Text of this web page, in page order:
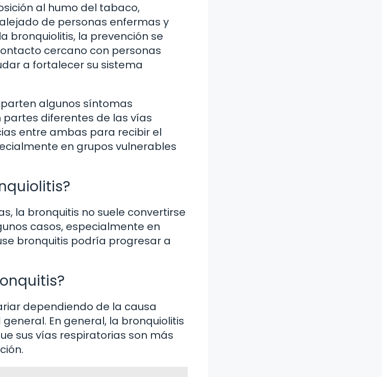
al humo del tabaco,
de personas enfermas y
bronquiolitis, la prevención se
cercano con personas
a fortalecer su sistema
algunos síntomas
diferentes de las vías
entre ambas para recibir el
en grupos vulnerables
la bronquitis no suele convertirse
casos, especialmente en
bronquitis podría progresar a
dependiendo de la causa
En general, la bronquiolitis
sus vías respiratorias son más